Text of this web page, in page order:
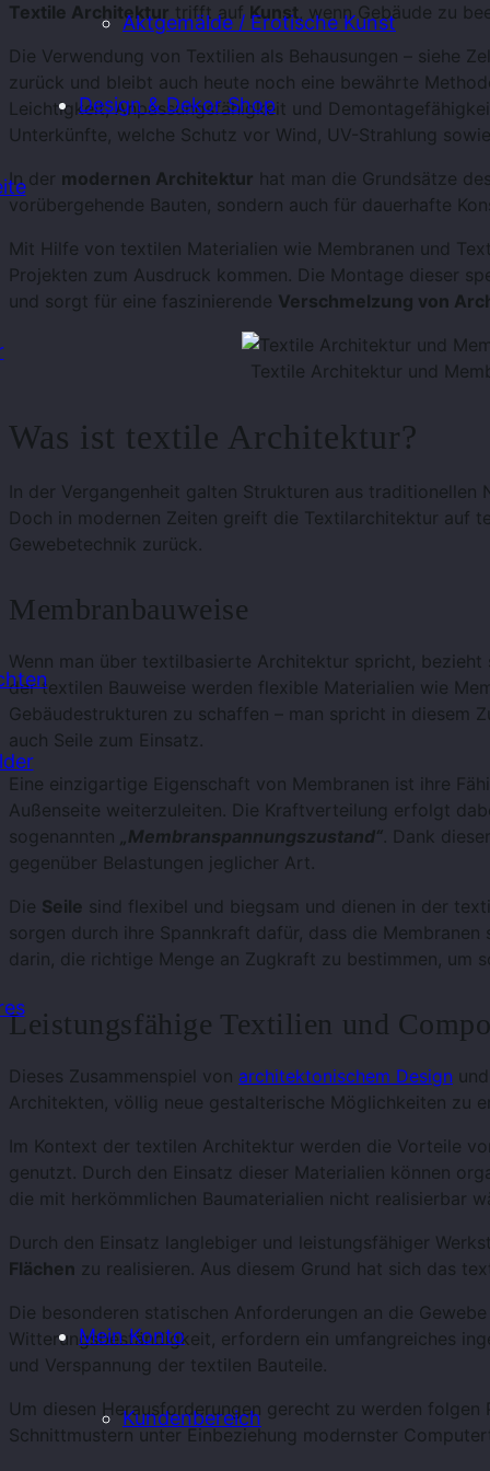
Aktgemälde / Erotische Kunst
Design & Dekor Shop
Mein Konto
Kundenbereich
Textile Architektur trifft auf Kunst , wenn Gebäude zu
Die Verwendung von Textilien als Behausungen – siehe
zurück und bleibt auch heute noch eine bewährte
Leichtigkeit, Anpassungsfähigkeit und
Unterkünfte, welche Schutz vor Wind, UV-Strahlung
In der modernen Architektur hat man die Grundsätze
vorübergehende Bauten, sondern auch für dauerhafte
Mit Hilfe von textilen Materialien wie Membranen und
Projekten zum Ausdruck kommen. Die Montage dieser
und sorgt für eine faszinierende Verschmelzung von
Textile Architektur und
Was ist textile Architektur?
In der Vergangenheit galten Strukturen aus
Doch in modernen Zeiten greift die Textilarchitektur auf
Gewebetechnik zurück.
Membranbauweise
Wenn man über textilbasierte Architektur spricht, bezieht
der textilen Bauweise werden flexible Materialien wie
Gebäudestrukturen zu schaffen – man spricht in diesem
auch Seile zum Einsatz.
Eine einzigartige Eigenschaft von Membranen ist ihre
Außenseite weiterzuleiten. Die Kraftverteilung erfolgt
sogenannten „Membranspannungszustand“. Dank
gegenüber Belastungen jeglicher Art.
Die Seile sind flexibel und biegsam und dienen in der
sorgen durch ihre Spannkraft dafür, dass die
darin, die richtige Menge an Zugkraft zu bestimmen, um
Leistungsfähige Textilien und
Dieses Zusammenspiel von architektonischem Design
Architekten, völlig neue gestalterische Möglichkeiten zu
Im Kontext der textilen Architektur werden die Vorteile
genutzt. Durch den Einsatz dieser Materialien können
die mit herkömmlichen Baumaterialien nicht realisierbar
Durch den Einsatz langlebiger und leistungsfähiger
Flächen zu realisieren. Aus diesem Grund hat sich das
Die besonderen statischen Anforderungen an die
Witterungsbeständigkeit, erfordern ein umfangreiches
und Verspannung der textilen Bauteile.
Um diesen Herausforderungen gerecht zu werden
Schnittmustern unter Einbeziehung modernster